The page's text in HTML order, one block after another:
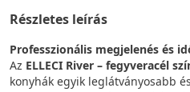
Részletes leírás
Professzionális megjelenés és
Az ELLECI River – fegyveracél
konyhák egyik leglátványosabb